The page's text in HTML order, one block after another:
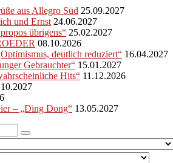
aus Allegro Süd 25.09.2027
und Ernst 24.06.2027
übrigens“ 25.02.2027
08.10.2026
deutlich reduziert“ 16.04.2027
Gebrauchter“ 15.01.2027
Hits“ 11.12.2026
– „Ding Dong“ 13.05.2027